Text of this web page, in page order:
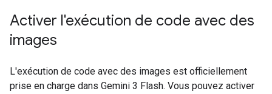
Activer l'exécution de code avec des
images
L'exécution de code avec des images est officiellement
prise en charge dans Gemini 3 Flash. Vous pouvez activer